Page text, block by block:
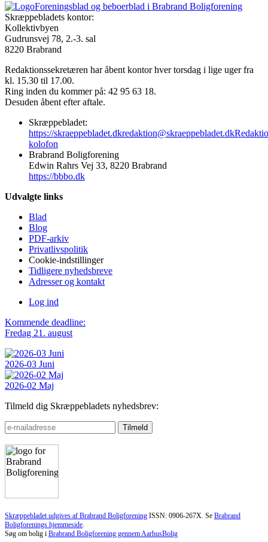
Foreningsblad og beboerblad i Brabrand Boligforening
Skræppebladets kontor:
Kollektivbyen
Gudrunsvej 78, 2.-3. sal
8220 Brabrand
Redaktionssekretæren har åbent kontor hver torsdag i lige uger fra
kl. 15.30 til 17.00.
Ring inden du kommer på: 42 95 63 18.
Desuden åbent efter aftale.
Skræppebladet:
https://skraeppebladet.dkredaktion@skraeppebladet.dk
kolofon
Brabrand Boligforening
Edwin Rahrs Vej 33, 8220 Brabrand
https://bbbo.dk
Udvalgte links
Blad
Blog
PDF-arkiv
Privatlivspolitik
Cookie-indstillinger
Tidligere nyhedsbreve
Adresser og kontakt
Log ind
Kommende deadline:
Fredag 21. august
2026-03 Juni
2026-02 Maj
Tilmeld dig Skræppebladets nyhedsbrev:
Skræppebladet udgives af Brabrand Boligforening ISSN: 0906-267X. Se Brabrand
Boligforenings hjemmeside.
Søg om bolig i Brabrand Boligforening gennem AarhusBolig